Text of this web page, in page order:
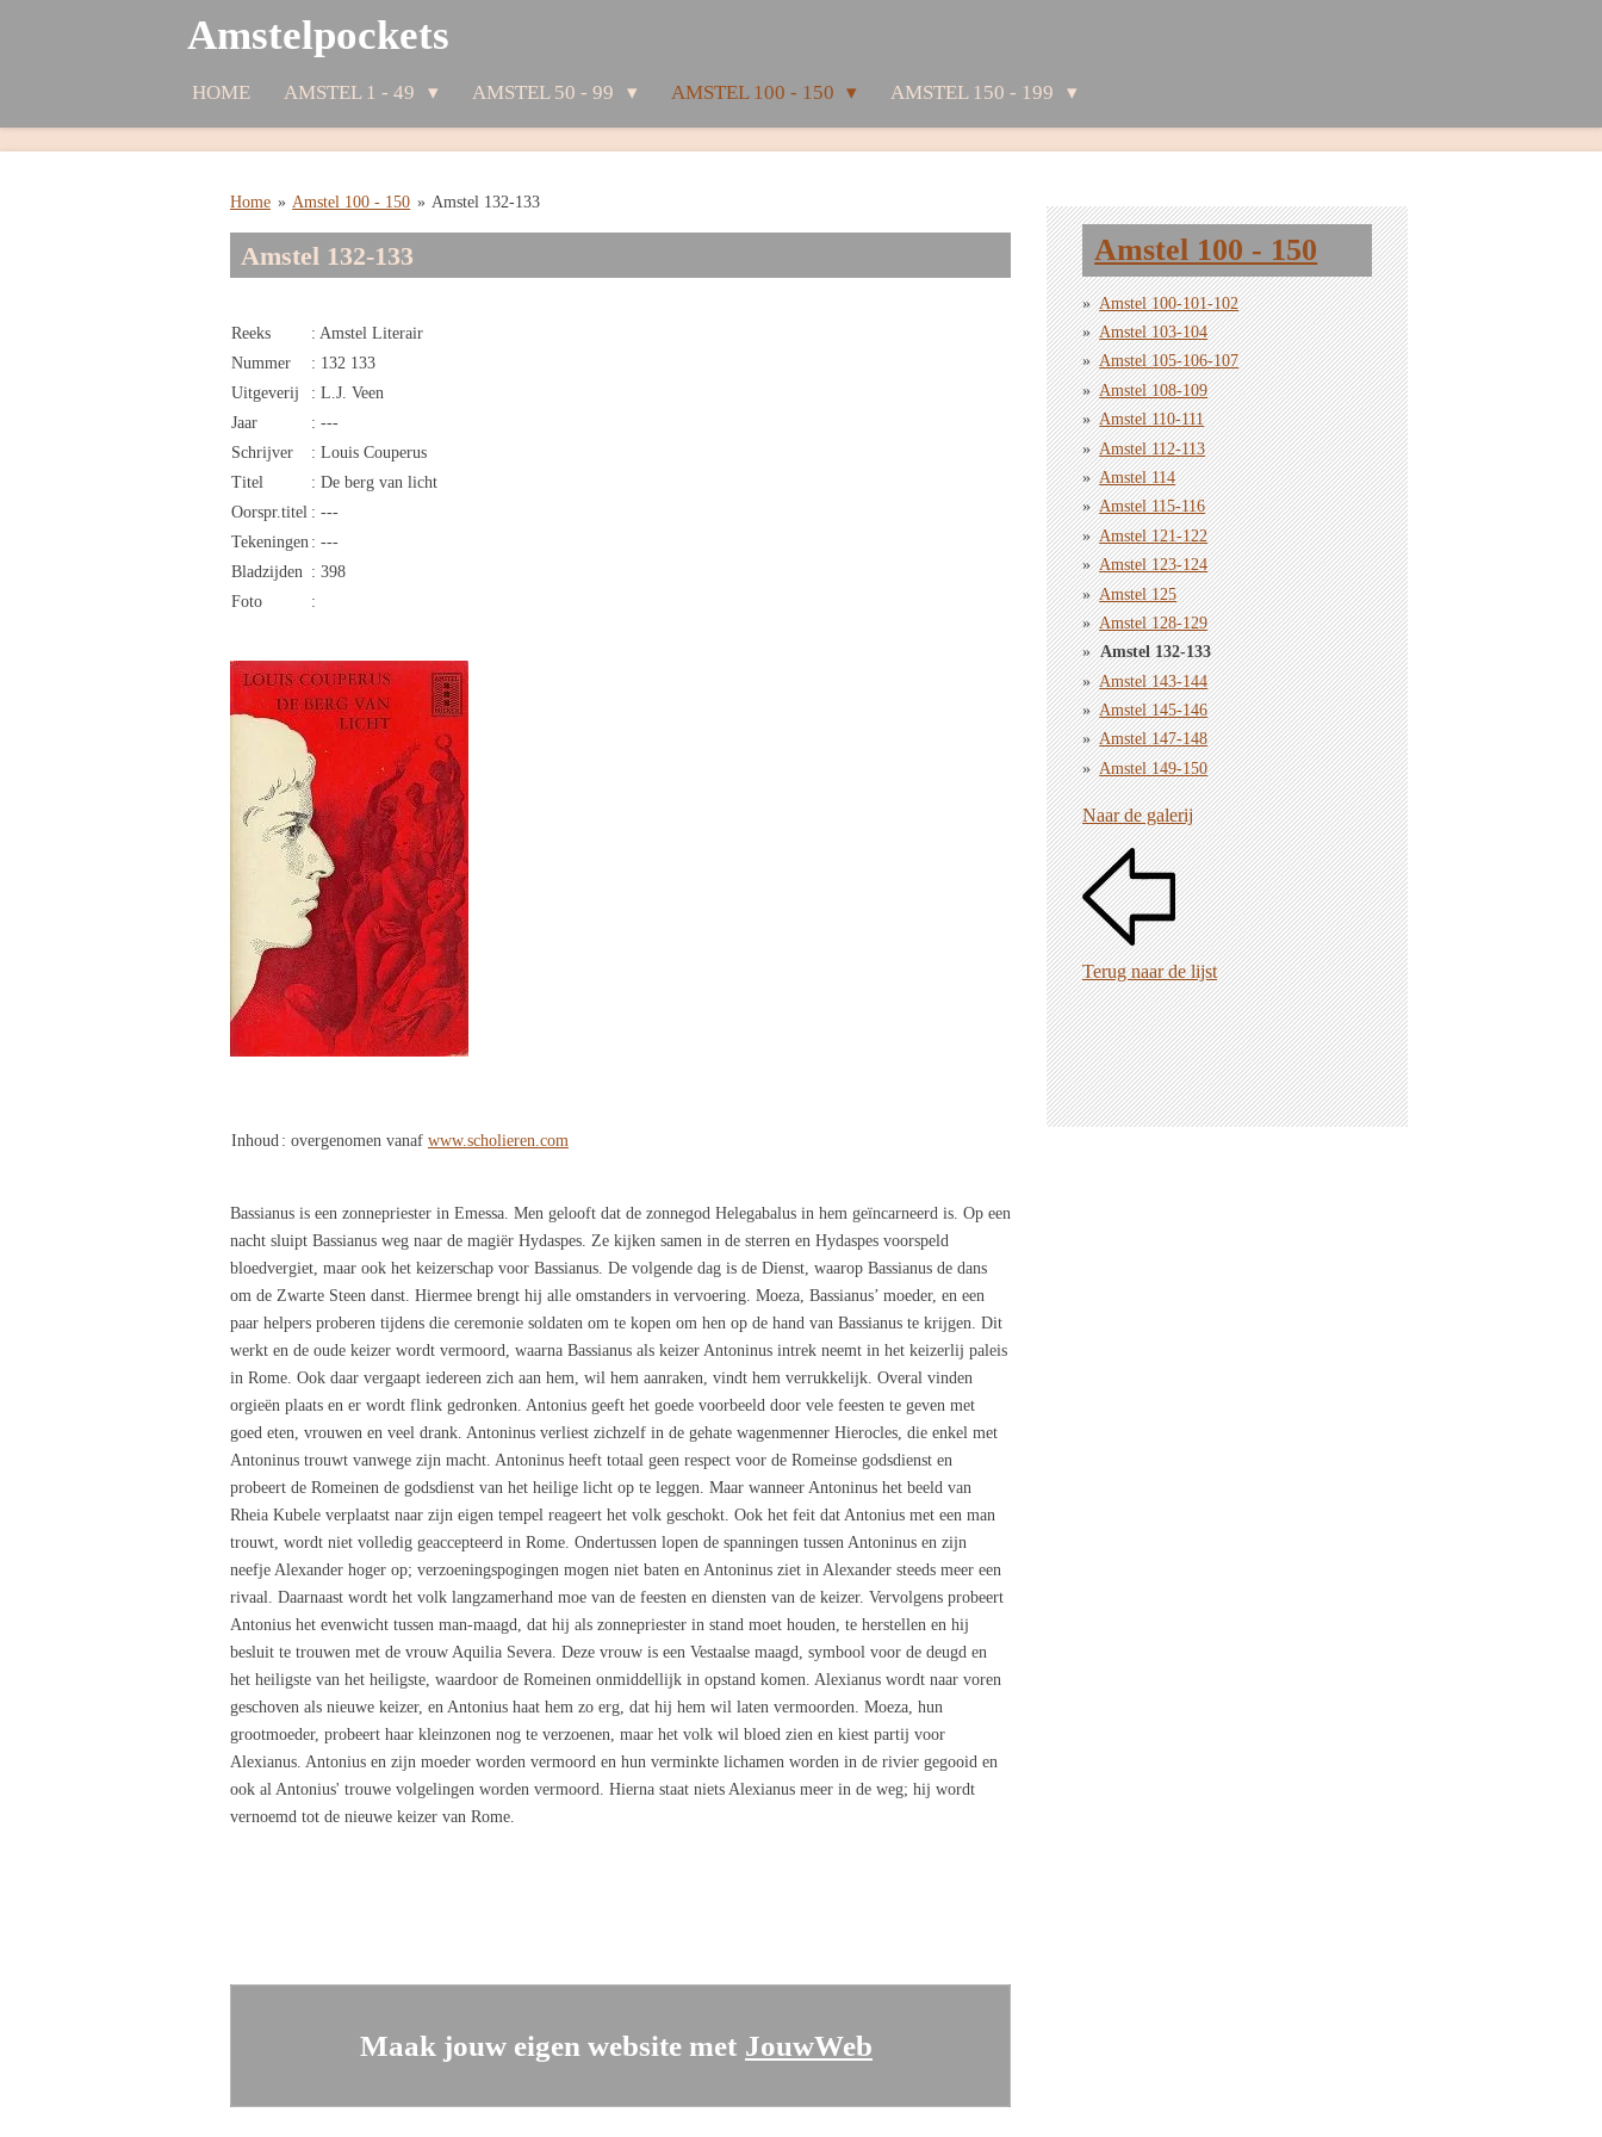
hoofdinhoud
Amstelpockets
HOME AMSTEL 1 - 49 AMSTEL 50 - 99 AMSTEL 100 - 150 AMSTEL 150 - 199
Home » Amstel 100 - 150 » Amstel 132-133
Amstel 132-133
Reeks
: Amstel Literair
Nummer
: 132 133
Uitgeverij
: L.J. Veen
Jaar
: ---
Schrijver
: Louis Couperus
Titel
: De berg van licht
Oorspr.titel : ---
Tekeningen : ---
Bladzijden : 398
Foto
:
Inhoud : overgenomen vanaf www.scholieren.com
Bassianus is een zonnepriester in Emessa. Men gelooft dat de zonnegod Helegabalus in hem geïncarneerd is. Op een
nacht sluipt Bassianus weg naar de magiër Hydaspes. Ze kijken samen in de sterren en Hydaspes voorspeld
bloedvergiet, maar ook het keizerschap voor Bassianus. De volgende dag is de Dienst, waarop Bassianus de dans
om de Zwarte Steen danst. Hiermee brengt hij alle omstanders in vervoering. Moeza, Bassianus’ moeder, en een
paar helpers proberen tijdens die ceremonie soldaten om te kopen om hen op de hand van Bassianus te krijgen. Dit
werkt en de oude keizer wordt vermoord, waarna Bassianus als keizer Antoninus intrek neemt in het keizerlij paleis
in Rome. Ook daar vergaapt iedereen zich aan hem, wil hem aanraken, vindt hem verrukkelijk. Overal vinden
orgieën plaats en er wordt flink gedronken. Antonius geeft het goede voorbeeld door vele feesten te geven met
goed eten, vrouwen en veel drank. Antoninus verliest zichzelf in de gehate wagenmenner Hierocles, die enkel met
Antoninus trouwt vanwege zijn macht. Antoninus heeft totaal geen respect voor de Romeinse godsdienst en
probeert de Romeinen de godsdienst van het heilige licht op te leggen. Maar wanneer Antoninus het beeld van
Rheia Kubele verplaatst naar zijn eigen tempel reageert het volk geschokt. Ook het feit dat Antonius met een man
trouwt, wordt niet volledig geaccepteerd in Rome. Ondertussen lopen de spanningen tussen Antoninus en zijn
neefje Alexander hoger op; verzoeningspogingen mogen niet baten en Antoninus ziet in Alexander steeds meer een
rivaal. Daarnaast wordt het volk langzamerhand moe van de feesten en diensten van de keizer. Vervolgens probeert
Antonius het evenwicht tussen man-maagd, dat hij als zonnepriester in stand moet houden, te herstellen en hij
besluit te trouwen met de vrouw Aquilia Severa. Deze vrouw is een Vestaalse maagd, symbool voor de deugd en
het heiligste van het heiligste, waardoor de Romeinen onmiddellijk in opstand komen. Alexianus wordt naar voren
geschoven als nieuwe keizer, en Antonius haat hem zo erg, dat hij hem wil laten vermoorden. Moeza, hun
grootmoeder, probeert haar kleinzonen nog te verzoenen, maar het volk wil bloed zien en kiest partij voor
Alexianus. Antonius en zijn moeder worden vermoord en hun verminkte lichamen worden in de rivier gegooid en
ook al Antonius' trouwe volgelingen worden vermoord. Hierna staat niets Alexianus meer in de weg; hij wordt
vernoemd tot de nieuwe keizer van Rome.
Maak jouw eigen website met JouwWeb
Amstel 100 - 150
Amstel 100-101-102
Amstel 103-104
Amstel 105-106-107
Amstel 108-109
Amstel 110-111
Amstel 112-113
Amstel 114
Amstel 115-116
Amstel 121-122
Amstel 123-124
Amstel 125
Amstel 128-129
Amstel 132-133
Amstel 143-144
Amstel 145-146
Amstel 147-148
Amstel 149-150
Naar de galerij
Terug naar de lijst